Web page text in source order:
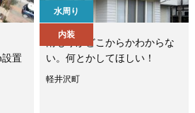
置
水周り
内装
雨もりがどこからかわからな
い。何とかしてほしい！
軽井沢町